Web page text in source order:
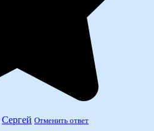
Сергей Отменить ответ